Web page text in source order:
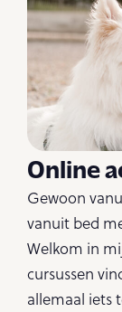
Online
Gewoon
vanuit bed
Welkom in
cursussen
allemaal iets